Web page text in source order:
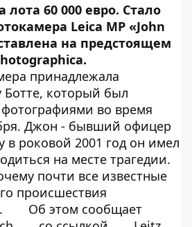
лота 60 000 евро. Стало
Leica MP «John
на предстоящем
принадлежала
который был
во время
Джон - бывший офицер
в роковой 2001 год он имел
на месте трагедии.
почти все известные
происшествия
Об этом сообщает